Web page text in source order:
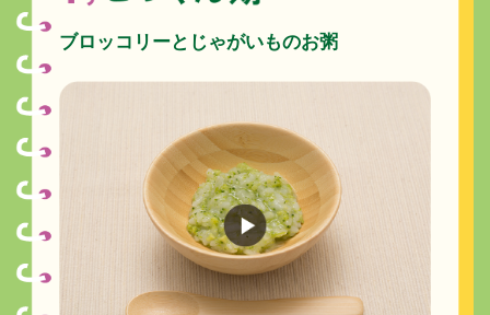
ブロッコリーとじゃがいものお粥